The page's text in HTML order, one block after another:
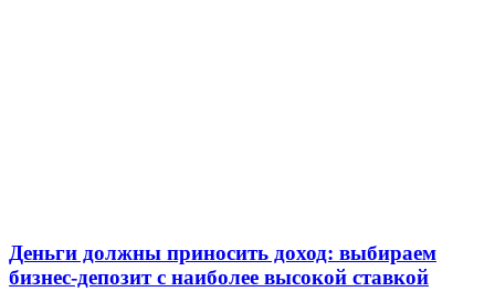
Деньги должны приносить доход: выбираем
бизнес-депозит с наиболее высокой ставкой